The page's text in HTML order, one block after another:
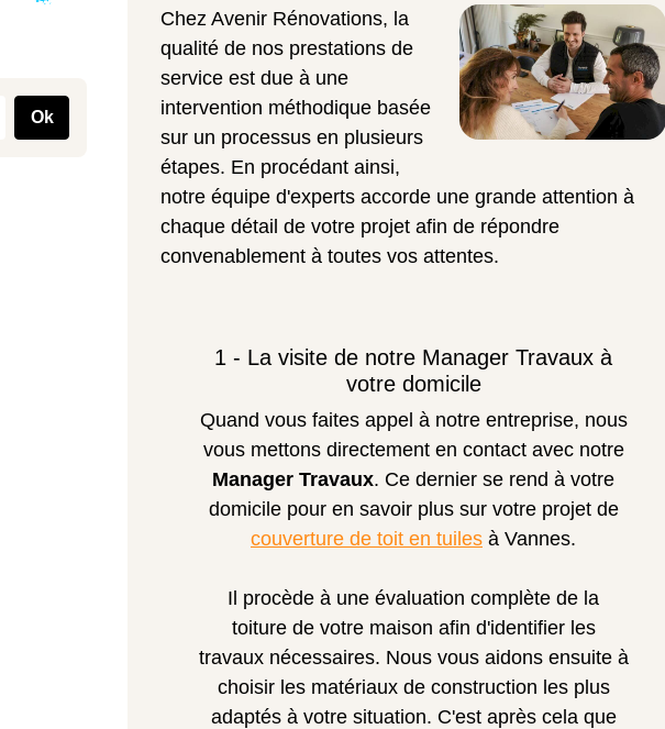
Ok
Chez Avenir Rénovations, la
qualité de nos prestations de
service est due à une
intervention méthodique basée
sur un processus en plusieurs
étapes. En procédant ainsi,
notre équipe d'experts accorde une grande attention à
chaque détail de votre projet afin de répondre
convenablement à toutes vos attentes.
1 - La visite de notre Manager Travaux à
votre domicile
Quand vous faites appel à notre entreprise, nous
vous mettons directement en contact avec notre
Manager Travaux. Ce dernier se rend à votre
domicile pour en savoir plus sur votre projet de
couverture de toit en tuiles à Vannes.
Il procède à une évaluation complète de la
toiture de votre maison afin d'identifier les
travaux nécessaires. Nous vous aidons ensuite à
choisir les matériaux de construction les plus
adaptés à votre situation. C'est après cela que